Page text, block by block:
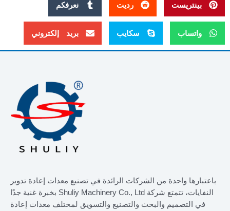
بينتريست رديت نعرفكم
واتساب سكايب بريد إلكتروني
باعتبارها واحدة من الشركات الرائدة في تصنيع معدات إعادة تدوير
النفايات، تتمتع شركة Shuliy Machinery Co., Ltd بخبرة غنية جدًا
في التصميم والبحث والتصنيع والتسويق لمختلف معدات إعادة